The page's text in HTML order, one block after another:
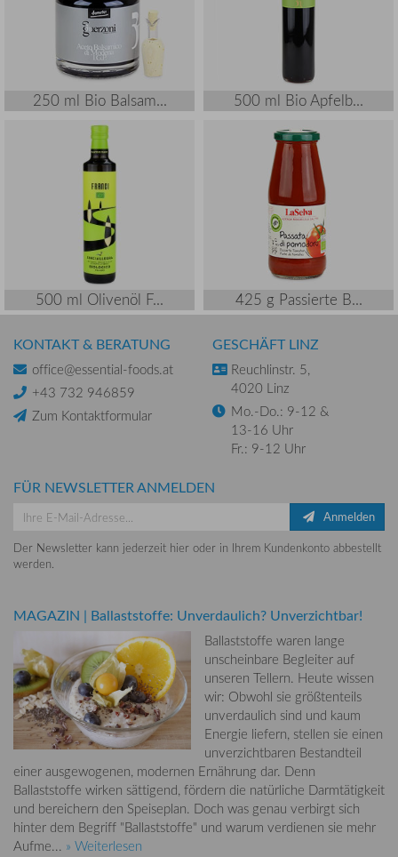
250 ml Bio Balsam... 500 ml Bio Apfelb...
500 ml Olivenöl F... 425 g Passierte B...
KONTAKT & BERATUNG
office@essential-foods.at
+43 732 946859
Zum Kontaktformular
GESCHÄFT LINZ
Reuchlinstr. 5,
4020 Linz
Mo.-Do.: 9-12 &
13-16 Uhr
Fr.: 9-12 Uhr
FÜR NEWSLETTER ANMELDEN
Anmelden
Der Newsletter kann jederzeit hier oder in Ihrem Kundenkonto abbestellt
werden.
MAGAZIN | Ballaststoffe: Unverdaulich? Unverzichtbar!
Ballaststoffe waren lange
unscheinbare Begleiter auf
unseren Tellern. Heute wissen
wir: Obwohl sie größtenteils
unverdaulich sind und kaum
Energie liefern, stellen sie einen
unverzichtbaren Bestandteil
einer ausgewogenen, modernen Ernährung dar. Denn
Ballaststoffe wirken sättigend, fördern die natürliche Darmtätigkeit
und bereichern den Speiseplan. Doch was genau verbirgt sich
hinter dem Begriff "Ballaststoffe" und warum verdienen sie mehr
Aufme... » Weiterlesen